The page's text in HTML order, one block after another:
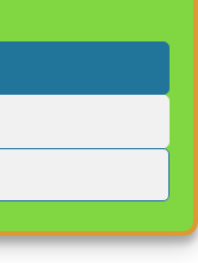
(AFCASA)